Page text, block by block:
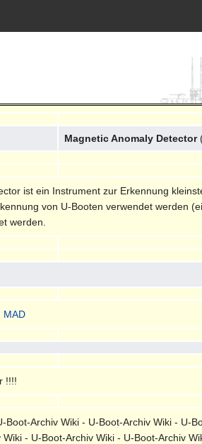
Magnetic Anomaly Detector
ist ein Instrument zur Erkennung
von U-Booten verwendet werden
werden.
!!!!
Boot-Archiv Wiki - U-Boot-Archiv Wiki - U-
- U-Boot-Archiv Wiki - U-Boot-Archiv